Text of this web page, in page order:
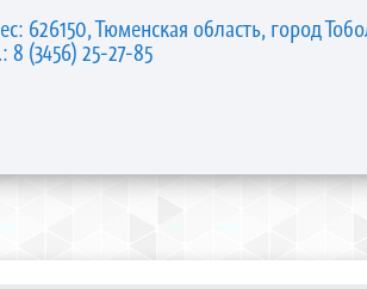
626150, Тюменская область, город
8 (3456) 25-27-85